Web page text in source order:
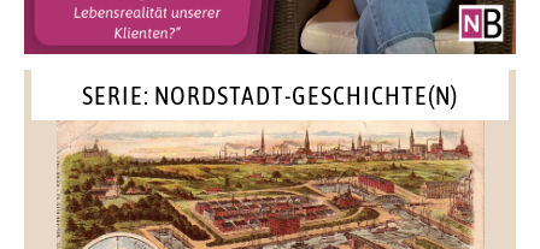
SERIE: NORDSTADT-GESCHICHTE(N)